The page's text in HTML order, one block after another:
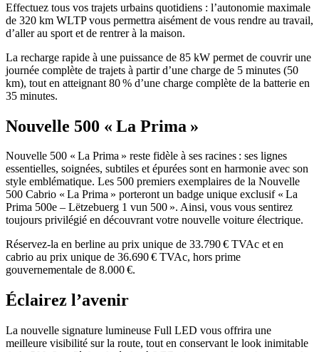
Effectuez tous vos trajets urbains quotidiens : l’autonomie maximale
de 320 km WLTP vous permettra aisément de vous rendre au travail,
d’aller au sport et de rentrer à la maison.
La recharge rapide à une puissance de 85 kW permet de couvrir une
journée complète de trajets à partir d’une charge de 5 minutes (50
km), tout en atteignant 80 % d’une charge complète de la batterie en
35 minutes.
Nouvelle 500 « La Prima »
Nouvelle 500 « La Prima » reste fidèle à ses racines : ses lignes
essentielles, soignées, subtiles et épurées sont en harmonie avec son
style emblématique. Les 500 premiers exemplaires de la Nouvelle
500 Cabrio « La Prima » porteront un badge unique exclusif « La
Prima 500e – Lëtzebuerg 1 vun 500 ». Ainsi, vous vous sentirez
toujours privilégié en découvrant votre nouvelle voiture électrique.
Réservez-la en berline au prix unique de 33.790 € TVAc et en
cabrio au prix unique de 36.690 € TVAc, hors prime
gouvernementale de 8.000 €.
Éclairez l’avenir
La nouvelle signature lumineuse Full LED vous offrira une
meilleure visibilité sur la route, tout en conservant le look inimitable